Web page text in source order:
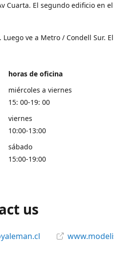
Cuarta. El segundo edificio en
ve a Metro / Condell Sur.
horas de oficina
miércoles a viernes
15: 00-19: 00
viernes
10:00-13:00
sábado
15:00-19:00
us